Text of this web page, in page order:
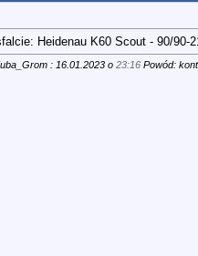
Heidenau K60 Scout - 90/90-
: 16.01.2023 o 23:16 Powód: